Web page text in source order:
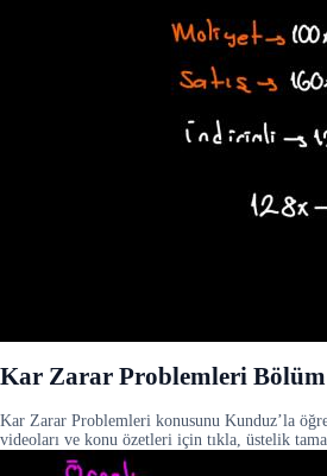
Kar Zarar Problemleri
Kar Zarar Problemleri konusunu Kunduz’la
videoları ve konu özetleri için tıkla, üstelik